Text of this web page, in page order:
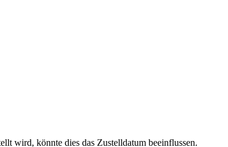
wird, könnte dies das Zustelldatum beeinflussen.